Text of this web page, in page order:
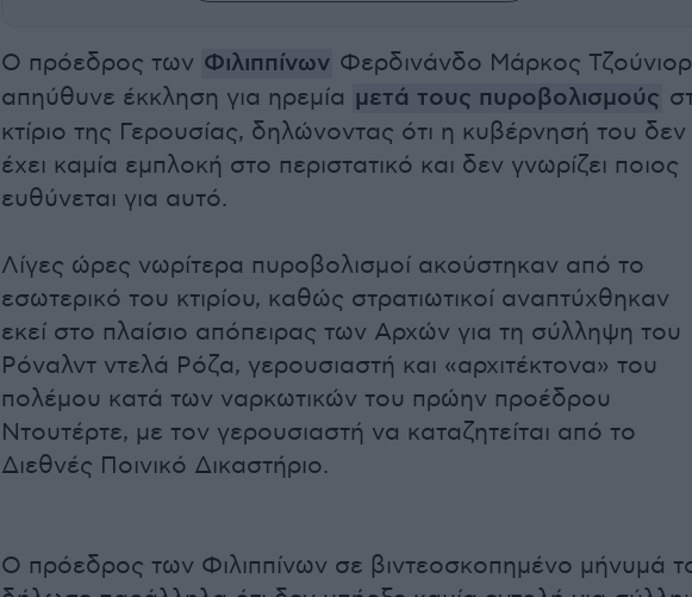
Ο πρόεδρος των Φιλιππίνων Φερδινάνδο Μάρκος Τζούνιορ
απηύθυνε έκκληση για ηρεμία μετά τους πυροβολισμούς
κτίριο της Γερουσίας, δηλώνοντας ότι η κυβέρνησή του δεν
έχει καμία εμπλοκή στο περιστατικό και δεν γνωρίζει ποιος
ευθύνεται για αυτό.
Λίγες ώρες νωρίτερα πυροβολισμοί ακούστηκαν από το
εσωτερικό του κτιρίου, καθώς στρατιωτικοί αναπτύχθηκαν
εκεί στο πλαίσιο απόπειρας των Αρχών για τη σύλληψη του
Ρόναλντ ντελά Ρόζα, γερουσιαστή και «αρχιτέκτονα» του
πολέμου κατά των ναρκωτικών του πρώην προέδρου
Ντουτέρτε, με τον γερουσιαστή να καταζητείται από το
Διεθνές Ποινικό Δικαστήριο.
Ο πρόεδρος των Φιλιππίνων σε βιντεοσκοπημένο μήνυμά